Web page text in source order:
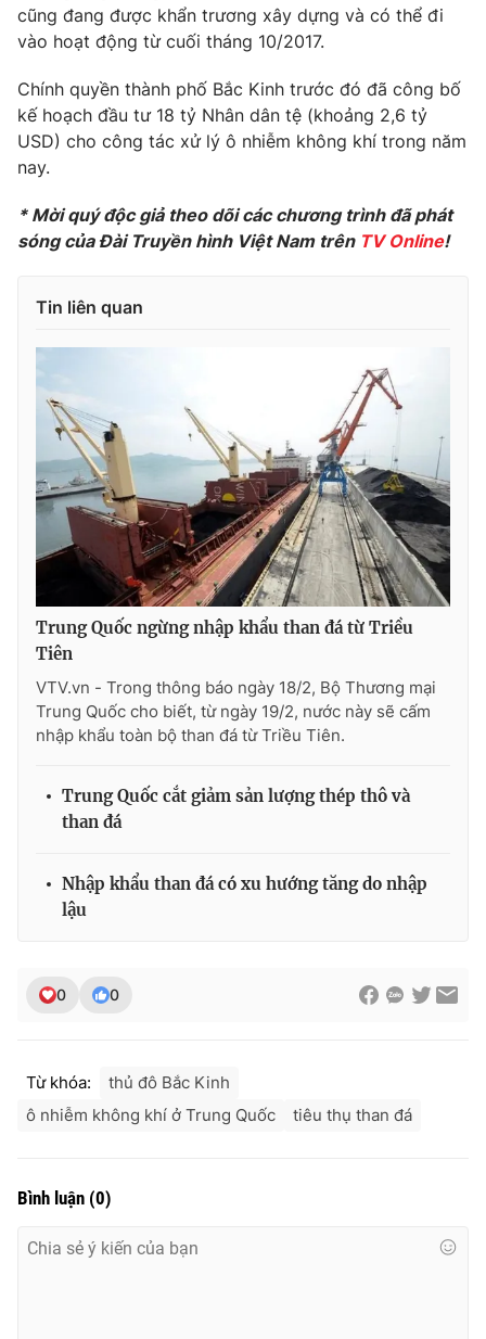
Hậu trường
Nhân vật
Khán giả
Giải sao mai
Giải trí
Âm nhạc
Sao
Đời sống
Du lịch
Làm đẹp
Chất lượng cuộc sống
Giáo dục
Học trực tuyến
Công nghệ
Hitech Công nghệ tương lai
Sản phẩm
Tư vấn
Chuyên mục khác
Emagazine Podcast
Photo Infographic
Shorts video
VTV Money
VTV Sức khoẻ Bất động sản
VTV4
VTV9 VTV8
THỜI BÁO VTV
Cơ quan chủ quản:
Đài Truyền hình Việt Nam
cũng đang được khẩn trương xây dựng và có thể đi
vào hoạt động từ cuối tháng 10/2017.
Chính quyền thành phố Bắc Kinh trước đó đã công bố
kế hoạch đầu tư 18 tỷ Nhân dân tệ (khoảng 2,6 tỷ
USD) cho công tác xử lý ô nhiễm không khí trong năm
nay.
* Mời quý độc giả theo dõi các chương trình đã phát
sóng của Đài Truyền hình Việt Nam trên TV Online!
Tin liên quan
Trung Quốc ngừng nhập khẩu than đá từ Triều
Tiên
VTV.vn - Trong thông báo ngày 18/2, Bộ Thương mại
Trung Quốc cho biết, từ ngày 19/2, nước này sẽ cấm
nhập khẩu toàn bộ than đá từ Triều Tiên.
Trung Quốc cắt giảm sản lượng thép thô và
than đá
Nhập khẩu than đá có xu hướng tăng do nhập
lậu
0 0
Từ khóa:
thủ đô Bắc Kinh
ô nhiễm không khí ở Trung Quốc
tiêu thụ than đá
Bình luận (0)